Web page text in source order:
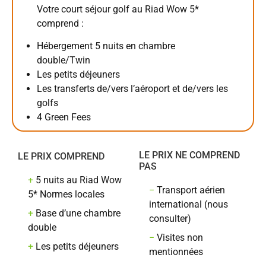
Votre court séjour golf au Riad Wow 5*
comprend :
Hébergement 5 nuits en chambre
double/Twin
Les petits déjeuners
Les transferts de/vers l’aéroport et de/vers les
golfs
4 Green Fees
LE PRIX COMPREND
+ 5 nuits au Riad Wow
5* Normes locales
+ Base d’une chambre
double
+ Les petits déjeuners
LE PRIX NE COMPREND
PAS
−Transport aérien
international (nous
consulter)
−Visites non
mentionnées